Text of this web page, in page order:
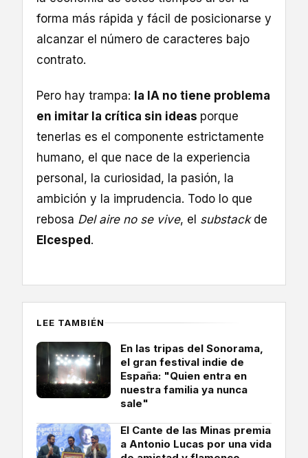
forma más rápida y fácil de posicionarse y
alcanzar el número de caracteres bajo
contrato.
Pero hay trampa: la IA no tiene problema
en imitar la crítica sin ideas porque
tenerlas es el componente estrictamente
humano, el que nace de la experiencia
personal, la curiosidad, la pasión, la
ambición y la imprudencia. Todo lo que
rebosa Del aire no se vive, el substack de
Elcesped.
LEE TAMBIÉN
En las tripas del Sonorama,
el gran festival indie de
España: "Quien entra en
nuestra familia ya nunca
sale"
El Cante de las Minas premia
a Antonio Lucas por una vida